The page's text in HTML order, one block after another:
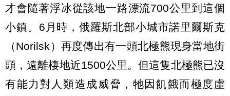
才會隨著浮冰從該地一路漂流700公里到這個
小鎮。6月時，俄羅斯北部小城市諾里爾斯克
（Norilsk）再度傳出有一頭北極熊現身當地街
頭，遠離棲地近1500公里。但這隻北極熊已沒
有能力對人類造成威脅，牠因飢餓而極度虛